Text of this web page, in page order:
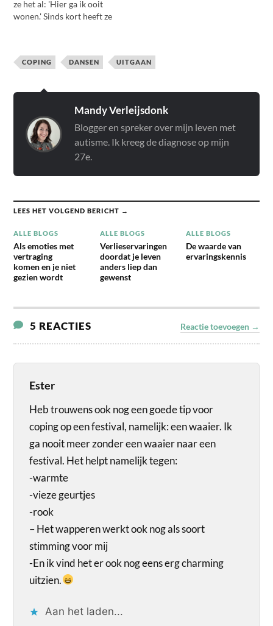
ze het al: 'Hier ga ik ooit
wonen.' Sinds kort heeft ze
slag of stoot. In dit boek
levenswijsheden,
COPING DANSEN UITGAAN
Mandy Verleijsdonk
Blogger en spreker over mijn leven met
autisme. Ik kreeg de diagnose op mijn
27e.
LEES HET VOLGEND BERICHT →
ALLE BLOGS
Als emoties met
vertraging
komen en je niet
gezien wordt
ALLE BLOGS
Verlieservaringen
doordat je leven
anders liep dan
gewenst
ALLE BLOGS
De waarde van
ervaringskennis
5 REACTIES Reactie toevoegen →
Ester
Heb trouwens ook nog een goede tip voor
coping op een festival, namelijk: een waaier. Ik
ga nooit meer zonder een waaier naar een
festival. Het helpt namelijk tegen:
-warmte
-vieze geurtjes
-rook
– Het wapperen werkt ook nog als soort
stimming voor mij
-En ik vind het er ook nog eens erg charming
uitzien.
Aan het laden...